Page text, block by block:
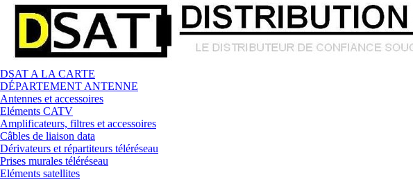
DSAT A LA CARTE
DÉPARTEMENT ANTENNE
Antennes et accessoires
Eléments CATV
Amplificateurs, filtres et accessoires
Câbles de liaison data
Dérivateurs et répartiteurs téléréseau
Prises murales téléréseau
Eléments satellites